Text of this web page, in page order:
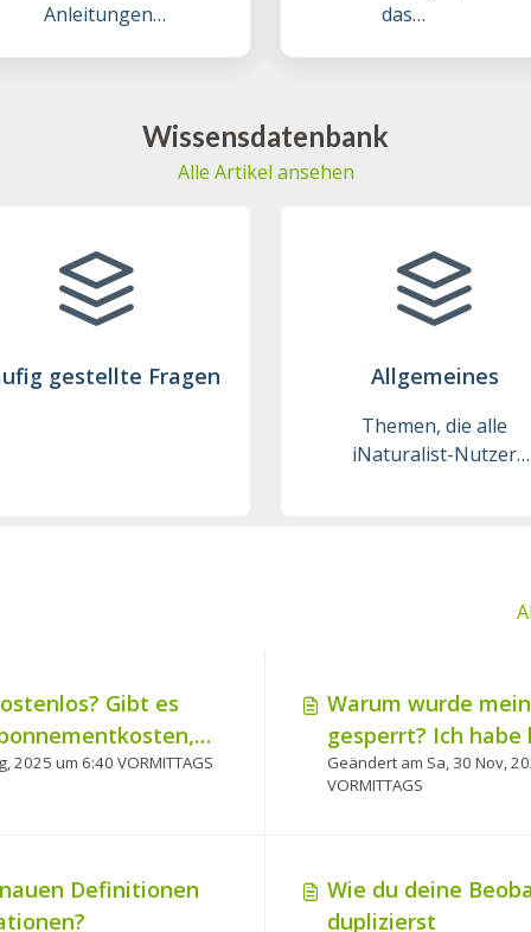
Anleitungen
das
Wissensdatenbank
Alle Artikel ansehen
gestellte Fragen Allgemeines
Themen, die alle
iNaturalist-Nutzer
Gibt es
Geändert am Fr, 15 Aug, 2025 um 6:40 VORMITTAGS
Warum wurde
gesperrt? Ich habe
verletzt.
Geändert am Sa, 30 Nov,
VORMITTAGS
Definitionen
Wie du deine
duplizierst